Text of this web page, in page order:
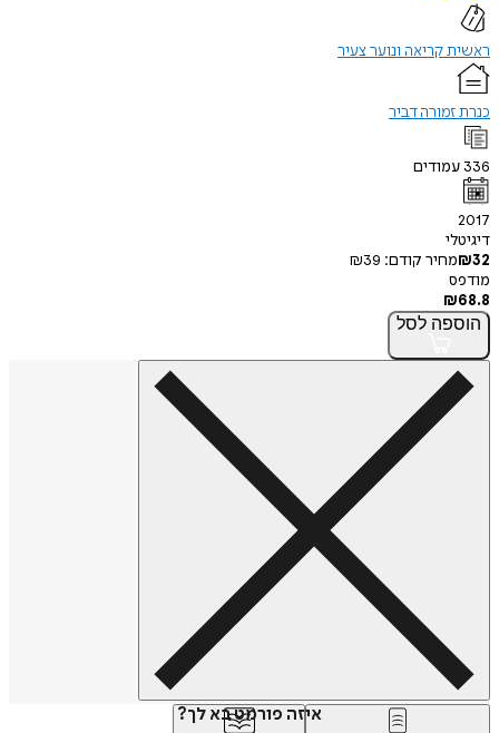
ראשית קריאה ונוער צעיר
כנרת זמורה דביר
336 עמודים
2017
דיגיטלי
₪32 מחיר קודם: ₪39
מודפס
₪68.8
הוספה לסל
איזה פורמט בא לך?